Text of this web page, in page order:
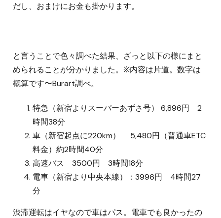
だし、おまけにお金も掛かります。
と言うことで色々調べた結果、ざっと以下の様にまと
められることが分かりました。※内容は片道。数字は
概算です〜Burart調べ。
特急（新宿よりスーパーあずさ号） 6,896円 2
時間38分
車（新宿起点に220km） 5,480円（普通車ETC
料金）約2時間40分
高速バス 3500円 3時間18分
電車（新宿より中央本線）：3996円 4時間27
分
渋滞運転はイヤなので車はパス。電車でも良かったの